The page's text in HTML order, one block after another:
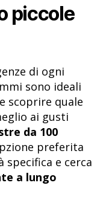
piccole
di ogni
sono ideali
e scoprire quale
ai gusti
da 100
preferita
specifica e cerca
a lungo